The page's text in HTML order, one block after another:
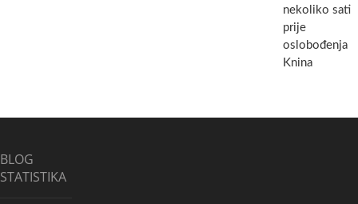
nekoliko sati
prije
oslobođenja
Knina
BLOG
STATISTIKA